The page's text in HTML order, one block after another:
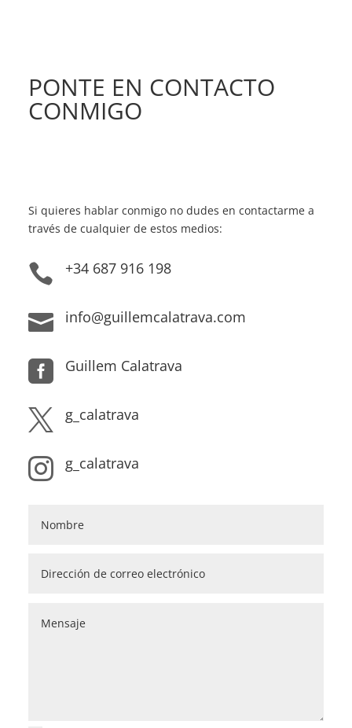
PONTE EN CONTACTO
CONMIGO
Si quieres hablar conmigo no dudes en contactarme a
través de cualquier de estos medios:
 +34 687 916 198
 info@guillemcalatrava.com
 Guillem Calatrava
 g_calatrava
 g_calatrava